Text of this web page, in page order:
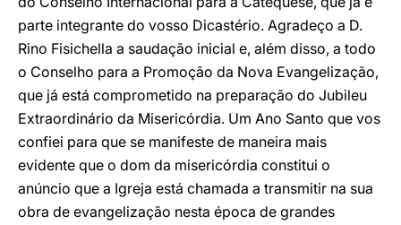
parte integrante do vosso Dicastério. Agradeço a D.
Rino Fisichella a saudação inicial e, além disso, a todo
o Conselho para a Promoção da Nova Evangelização,
que já está comprometido na preparação do Jubileu
Extraordinário da Misericórdia. Um Ano Santo que vos
confiei para que se manifeste de maneira mais
evidente que o dom da misericórdia constitui o
anúncio que a Igreja está chamada a transmitir na sua
obra de evangelização nesta época de grandes